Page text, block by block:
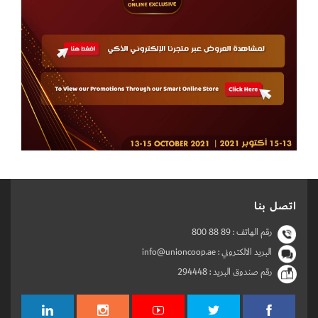
اتصل بنا
رقم الهاتف :800 88 89
البريد الالكتروني : info@unioncoop.ae
رقم صندوق البريد :294448